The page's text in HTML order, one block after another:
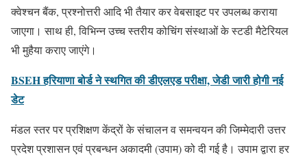
क्वेश्चन बैंक, प्रश्नोत्तरी आदि भी तैयार कर वेबसाइट पर उपलब्ध कराया
जाएगा। साथ ही, विभिन्न उच्च स्तरीय कोचिंग संस्थाओं के स्टडी मैटेरियल
भी मुहैया कराए जाएंगे।
BSEH हरियाणा बोर्ड ने स्थगित की डीएलएड परीक्षा, जेडी जारी होगी नई
डेट
मंडल स्तर पर प्रशिक्षण केंद्रों के संचालन व समन्वयन की जिम्मेदारी उत्तर
प्रदेश प्रशासन एवं प्रबन्धन अकादमी (उपाम) को दी गई है। उपाम द्वारा हर